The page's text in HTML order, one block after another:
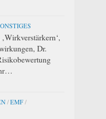
Dr.
/EMF/